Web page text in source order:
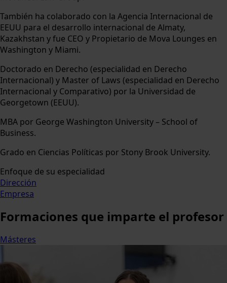
También ha colaborado con la Agencia Internacional de
EEUU para el desarrollo internacional de Almaty,
Kazakhstan y fue CEO y Propietario de Mova Lounges en
Washington y Miami.
Doctorado en Derecho (especialidad en Derecho
Internacional) y Master of Laws (especialidad en Derecho
Internacional y Comparativo) por la Universidad de
Georgetown (EEUU).
MBA por George Washington University – School of
Business.
Grado en Ciencias Políticas por Stony Brook University.
Enfoque de su especialidad
Dirección
Empresa
Formaciones que imparte el profesor
Másteres